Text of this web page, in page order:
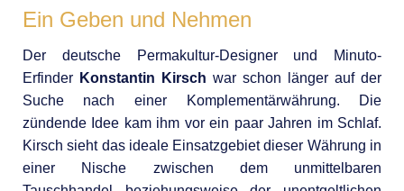
Ein Geben und Nehmen
Der deutsche Permakultur-Designer und Minuto-
Erfinder Konstantin Kirsch war schon länger auf der
Suche nach einer Komplementärwährung. Die
zündende Idee kam ihm vor ein paar Jahren im Schlaf.
Kirsch sieht das ideale Einsatzgebiet dieser Währung in
einer Nische zwischen dem unmittelbaren